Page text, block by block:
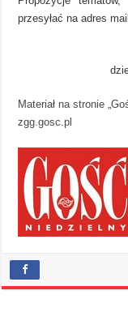
przesyłać na adres
Materiał na stronie
zgg.gosc.pl